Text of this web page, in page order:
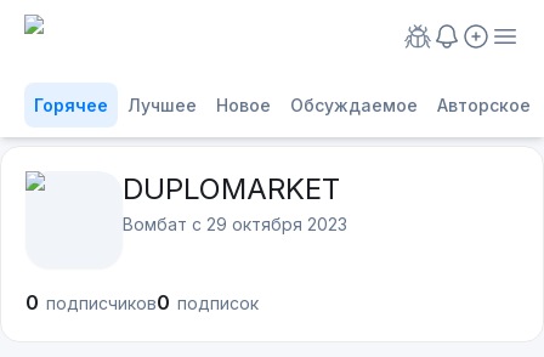
Горячее Лучшее Новое Обсуждаемое Авторское
DUPLOMARKET
Вомбат с 29 октября 2023
0 подписчиков0 подписок